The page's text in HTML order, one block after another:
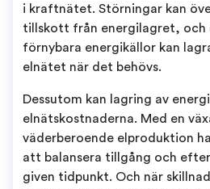
i kraftnätet. Störningar kan
tillskott från energilagret, och
förnybara energikällor kan
elnätet när det behövs.
Dessutom kan lagring av
elnätskostnaderna. Med en
väderberoende elproduktion
att balansera tillgång och
given tidpunkt. Och när